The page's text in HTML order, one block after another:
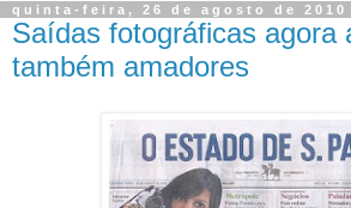
quinta-feira, 26 de agosto de 2010
Saídas fotográficas agora
também amadores